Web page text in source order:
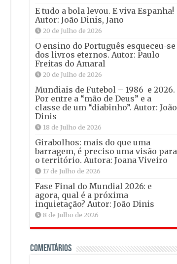
E tudo a bola levou. E viva Espanha!
Autor: João Dinis, Jano
20 de Julho de 2026
O ensino do Português esqueceu-se
dos livros eternos. Autor: Paulo
Freitas do Amaral
20 de Julho de 2026
Mundiais de Futebol – 1986 e 2026.
Por entre a “mão de Deus” e a
classe de um “diabinho”. Autor: João
Dinis
18 de Julho de 2026
Girabolhos: mais do que uma
barragem, é preciso uma visão para
o território. Autora: Joana Viveiro
17 de Julho de 2026
Fase Final do Mundial 2026: e
agora, qual é a próxima
inquietação? Autor: João Dinis
8 de Julho de 2026
Comentários